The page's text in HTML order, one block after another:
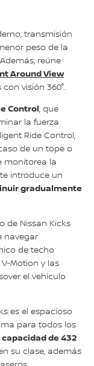
transmisión
peso de la
reúne
Around View
visión 360°.
Control, que
la fuerza
Ride Control,
de un tope o
monitorea la
introduce un
gradualmente
de Nissan Kicks
navegar
de techo
Motion y las
el vehículo
es el espacioso
para todos los
de 432
su clase, además